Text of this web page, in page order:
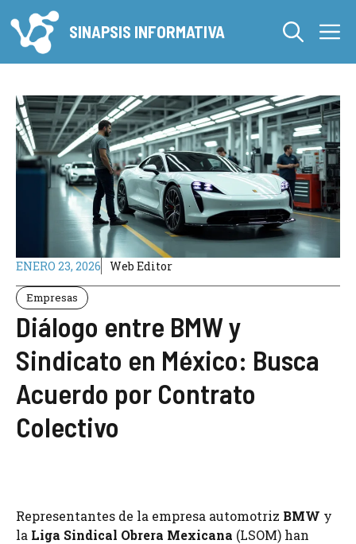
al
contenido
SINAPSIS INFORMATIVA
ENERO 23, 2026 Web Editor
Empresas
Diálogo entre BMW y
Sindicato en México: Busca
Acuerdo por Contrato
Colectivo
Representantes de la empresa automotriz BMW y
la Liga Sindical Obrera Mexicana (LSOM) han